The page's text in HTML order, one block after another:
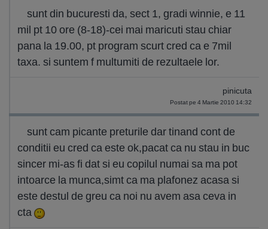
sunt din bucuresti da, sect 1, gradi winnie, e 11
mil pt 10 ore (8-18)-cei mai maricuti stau chiar
pana la 19.00, pt program scurt cred ca e 7mil
taxa. si suntem f multumiti de rezultaele lor.
pinicuta
Postat pe 4 Martie 2010 14:32
sunt cam picante preturile dar tinand cont de
conditii eu cred ca este ok,pacat ca nu stau in buc
sincer mi-as fi dat si eu copilul numai sa ma pot
intoarce la munca,simt ca ma plafonez acasa si
este destul de greu ca noi nu avem asa ceva in
cta